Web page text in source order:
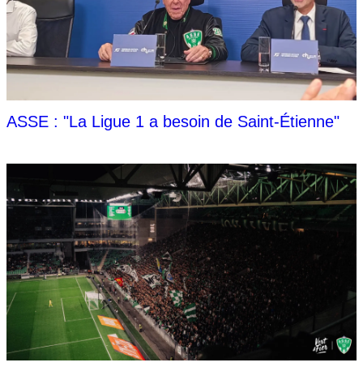
ASSE : "La Ligue 1 a besoin de Saint-Étienne"